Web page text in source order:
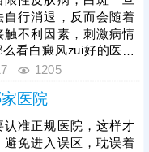
，复色所需时间有长有
因人而异。治白癜风可
大医院，专攻白斑诊
明，得到患者信赖。
自行消退，反而会随着
触不利因素，刺激病情
看白癜风zui好的医院
河北地区治白癜风，
技术成熟，具有祛白
1205
医院
认准正规医院，这样才
避免进入误区，耽误着